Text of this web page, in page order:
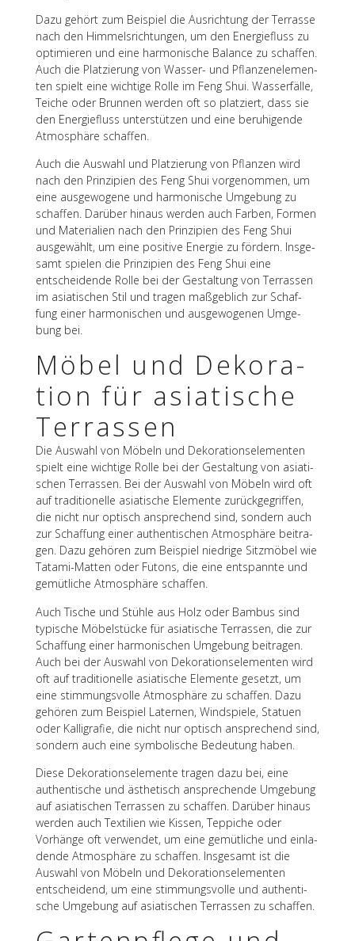
Dazu gehört zum Beispiel die Ausrich­tung der Terrasse
nach den Himmels­rich­tun­gen, um den Ener­gie­fluss zu
opti­mie­ren und eine harmo­ni­sche Balance zu schaf­fen.
Auch die Plat­zie­rung von Wasser- und Pflan­zen­ele­men­
ten spielt eine wich­tige Rolle im Feng Shui. Wasser­fälle,
Teiche oder Brun­nen werden oft so plat­ziert, dass sie
den Ener­gie­fluss unter­stüt­zen und eine beru­hi­gende
Atmo­sphäre schaffen.
Auch die Auswahl und Plat­zie­rung von Pflan­zen wird
nach den Prin­zi­pien des Feng Shui vorge­nom­men, um
eine ausge­wo­gene und harmo­ni­sche Umge­bung zu
schaf­fen. Darüber hinaus werden auch Farben, Formen
und Mate­ria­lien nach den Prin­zi­pien des Feng Shui
ausge­wählt, um eine posi­tive Ener­gie zu fördern. Insge­
samt spie­len die Prin­zi­pien des Feng Shui eine
entschei­dende Rolle bei der Gestal­tung von Terras­sen
im asia­ti­schen Stil und tragen maßgeb­lich zur Schaf­
fung einer harmo­ni­schen und ausge­wo­ge­nen Umge­
bung bei.
Möbel und Deko­ra­
tion für asia­ti­sche
Terrassen
Die Auswahl von Möbeln und Deko­ra­ti­ons­ele­men­ten
spielt eine wich­tige Rolle bei der Gestal­tung von asia­ti­
schen Terras­sen. Bei der Auswahl von Möbeln wird oft
auf tradi­tio­nelle asia­ti­sche Elemente zurück­ge­grif­fen,
die nicht nur optisch anspre­chend sind, sondern auch
zur Schaf­fung einer authen­ti­schen Atmo­sphäre beitra­
gen. Dazu gehö­ren zum Beispiel nied­rige Sitz­mö­bel wie
Tatami-Matten oder Futons, die eine entspannte und
gemüt­li­che Atmo­sphäre schaffen.
Auch Tische und Stühle aus Holz oder Bambus sind
typi­sche Möbel­stü­cke für asia­ti­sche Terras­sen, die zur
Schaf­fung einer harmo­ni­schen Umge­bung beitra­gen.
Auch bei der Auswahl von Deko­ra­ti­ons­ele­men­ten wird
oft auf tradi­tio­nelle asia­ti­sche Elemente gesetzt, um
eine stim­mungs­volle Atmo­sphäre zu schaf­fen. Dazu
gehö­ren zum Beispiel Later­nen, Wind­spiele, Statuen
oder Kalli­gra­fie, die nicht nur optisch anspre­chend sind,
sondern auch eine symbo­li­sche Bedeu­tung haben.
Diese Deko­ra­ti­ons­ele­mente tragen dazu bei, eine
authen­ti­sche und ästhe­tisch anspre­chende Umge­bung
auf asia­ti­schen Terras­sen zu schaf­fen. Darüber hinaus
werden auch Texti­lien wie Kissen, Teppi­che oder
Vorhänge oft verwen­det, um eine gemüt­li­che und einla­
dende Atmo­sphäre zu schaf­fen. Insge­samt ist die
Auswahl von Möbeln und Deko­ra­ti­ons­ele­men­ten
entschei­dend, um eine stim­mungs­volle und authen­ti­
sche Umge­bung auf asia­ti­schen Terras­sen zu schaffen.